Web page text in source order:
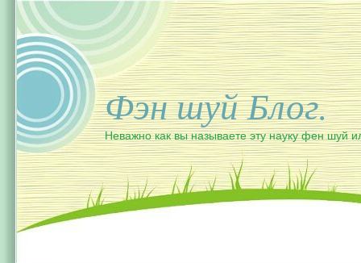
Фэн шуй Блог.
Неважно как вы называете эту науку фен шуй